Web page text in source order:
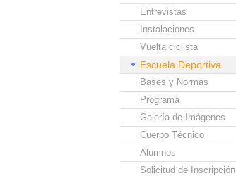
Entrevistas
Instalaciones
Vuelta ciclista
Escuela Deportiva
Bases y Normas
Programa
Galería de Imágenes
Cuerpo Técnico
Alumnos
Solicitud de Inscripción